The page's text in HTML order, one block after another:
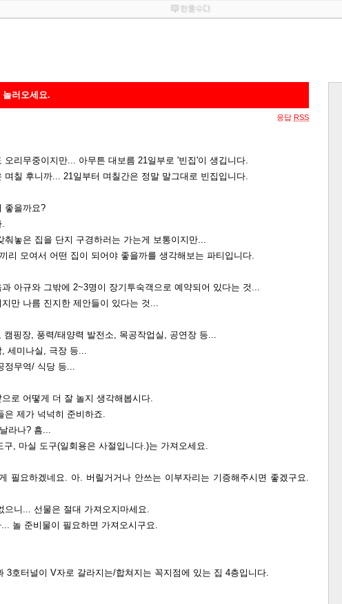
러오세요.
응답 RSS
오리무중이지만... 아무튼 대보름 21일부로 '빈집'이 생깁니다.
며칠 후니까... 21일부터 며칠간은 정말 말그대로 빈집입니다.
좋을까요?
놓은 집을 단지 구경하러는 가는게 보통이지만...
리 모여서 어떤 집이 되어야 좋을까를 생각해보는 파티입니다.
아규와 그밖에 2~3명이 장기투숙객으로 예약되어 있다는 것...
만 나름 진지한 제안들이 있다는 것...
핑장, 풍력/태양력 발전소, 목공작업실, 공연장 등...
세미나실, 극장 등...
무역/ 식당 등...
로 어떻게 더 잘 놀지 생각해봅시다.
제가 넉넉히 준비하죠.
라나? 흠...
, 마실 도구(일회용은 사절입니다.)는 가져오세요.
필요하겠네요. 아. 버릴거거나 안쓰는 이부자리는 기증해주시면 좋겠구요.
니... 선물은 절대 가져오지마세요.
놀 준비물이 필요하면 가져오시구요.
3호터널이 V자로 갈라지는/합쳐지는 꼭지점에 있는 집 4층입니다.